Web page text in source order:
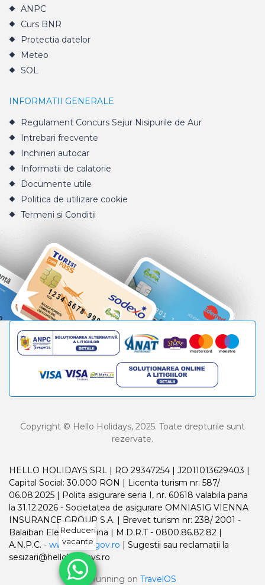
ANPC
Curs BNR
Protectia datelor
Meteo
SOL
INFORMATII GENERALE
Regulament Concurs Sejur Nisipurile de Aur
Intrebari frecvente
Inchirieri autocar
Informatii de calatorie
Documente utile
Politica de utilizare cookie
Termeni si Conditii
Copyright © Hello Holidays, 2025. Toate drepturile sunt
rezervate.
HELLO HOLIDAYS SRL | RO 29347254 | J2011013629403 |
Capital Social: 30.000 RON | Licenta turism nr: 587/
06.08.2025 | Polita asigurare seria I, nr. 60618 valabila pana
la 31.12.2026 - Societatea de asigurare OMNIASIG VIENNA
INSURANCE GROUP S.A. | Brevet turism nr: 238/ 2001 -
Balaiban Elena Madalina | M.D.R.T - 0800.86.82.82 |
A.N.P.C. - www.anpc.gov.ro | Sugestii sau reclamații la
sesizari@helloholidays.ro
Running on TravelOS
Reduceri
vacante